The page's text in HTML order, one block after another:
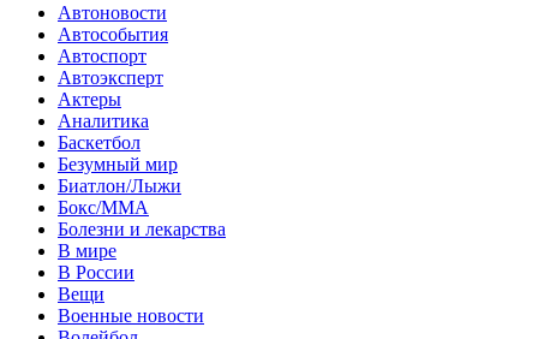
Автоновости
Автособытия
Автоспорт
Автоэксперт
Актеры
Аналитика
Баскетбол
Безумный мир
Биатлон/Лыжи
Бокс/MMA
Болезни и лекарства
В мире
В России
Вещи
Военные новости